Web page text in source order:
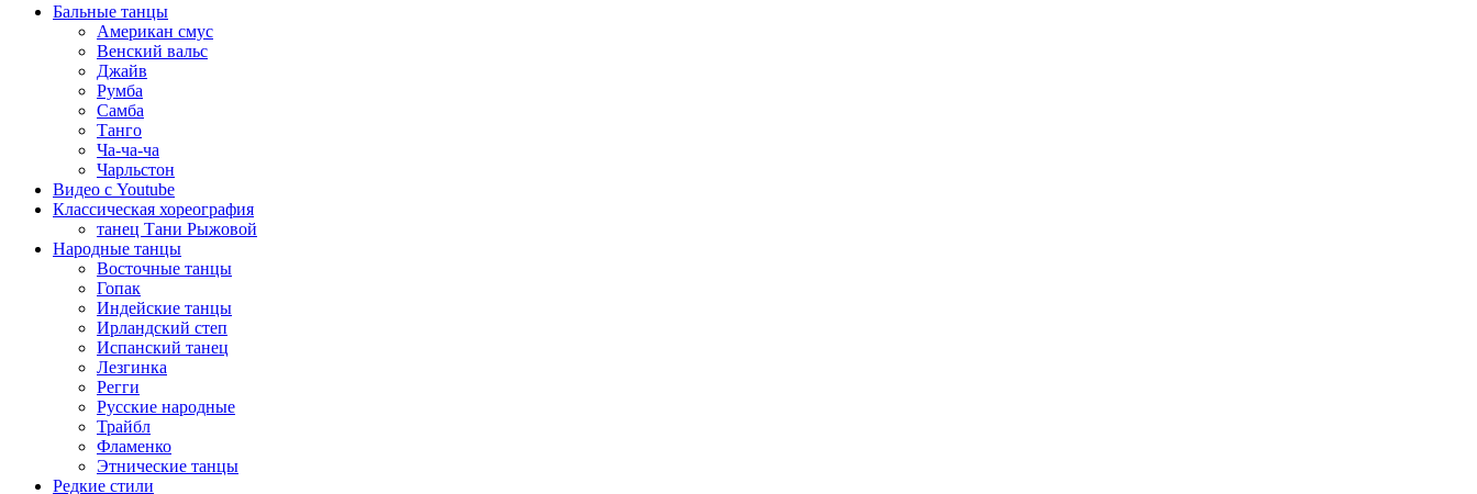
Бальные танцы
Американ смус
Венский вальс
Джайв
Румба
Самба
Танго
Ча-ча-ча
Чарльстон
Видео с Youtube
Классическая хореография
танец Тани Рыжовой
Народные танцы
Восточные танцы
Гопак
Индейские танцы
Ирландский степ
Испанский танец
Лезгинка
Регги
Русские народные
Трайбл
Фламенко
Этнические танцы
Редкие стили